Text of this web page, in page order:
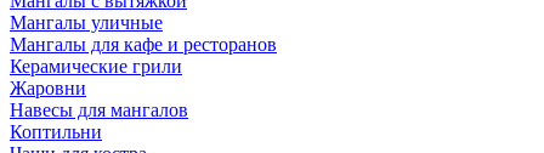
Мангалы уличные
Мангалы для кафе и ресторанов
Керамические грили
Жаровни
Навесы для мангалов
Коптильни